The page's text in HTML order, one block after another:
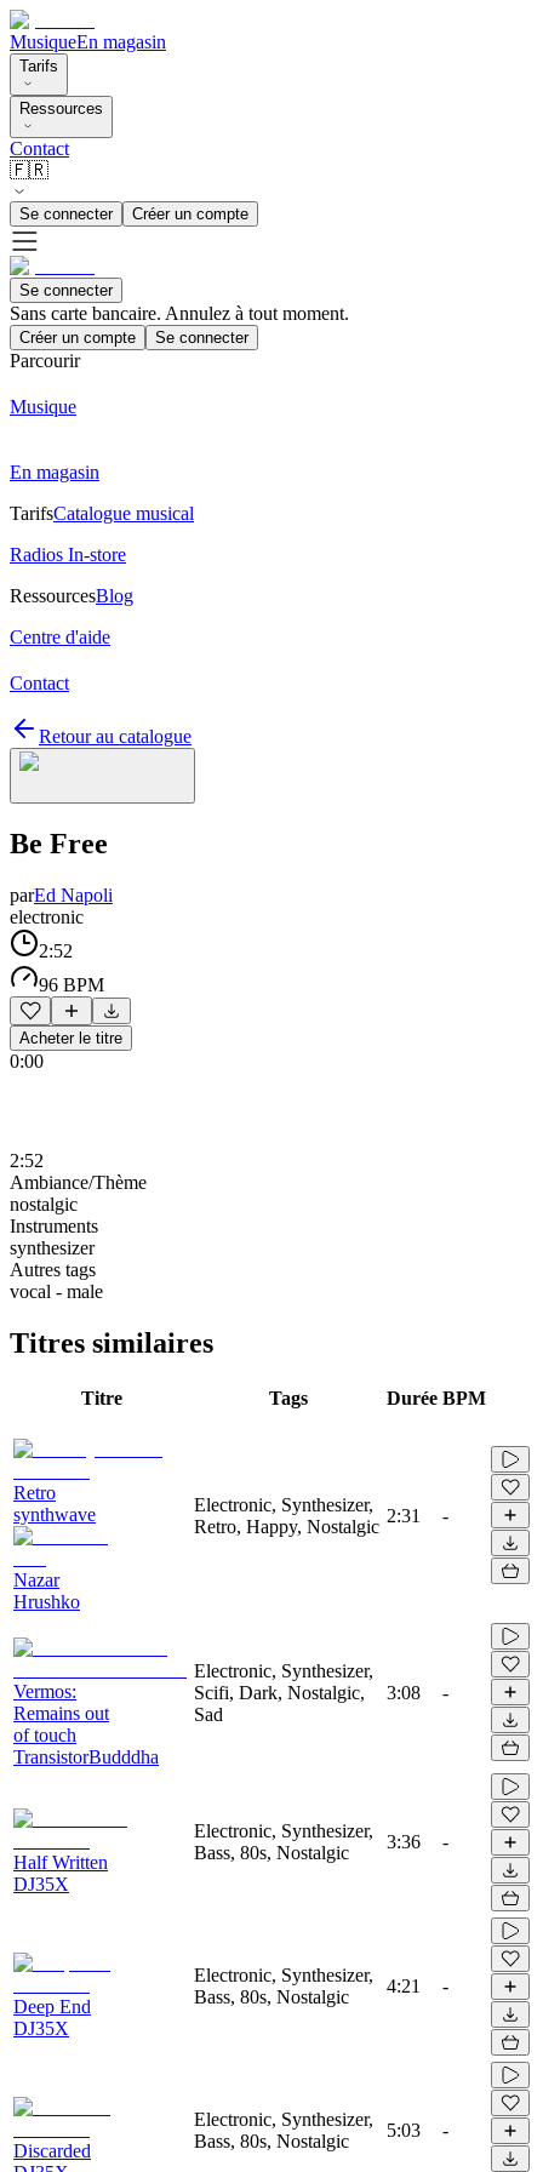
MusiqueEn magasin
Tarifs
Ressources
Contact
🇫🇷
Se connecter Créer un compte
Se connecter
Sans carte bancaire. Annulez à tout moment.
Créer un compte Se connecter
Parcourir
Musique
En magasin
TarifsCatalogue musical
Radios In-store
RessourcesBlog
Centre d'aide
Contact
Retour au catalogue
Be Free
parEd Napoli
electronic
2:52
96 BPM
Acheter le titre
0:00
2:52
Ambiance/Thème
nostalgic
Instruments
synthesizer
Autres tags
vocal - male
Titres similaires
Titre Tags Durée BPM
Retro
synthwave
Nazar
Hrushko
Electronic, Synthesizer,
Retro, Happy, Nostalgic
2:31 -
Vermos:
Remains out
of touch
TransistorBudddha
Electronic, Synthesizer,
Scifi, Dark, Nostalgic,
Sad
3:08 -
Half Written
DJ35X
Electronic, Synthesizer,
Bass, 80s, Nostalgic
3:36 -
Deep End
DJ35X
Electronic, Synthesizer,
Bass, 80s, Nostalgic
4:21 -
Discarded
Electronic, Synthesizer,
Bass, 80s, Nostalgic
5:03 -